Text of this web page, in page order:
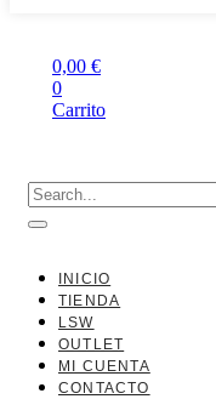
0,00 €
0
Carrito
INICIO
TIENDA
LSW
OUTLET
MI CUENTA
CONTACTO